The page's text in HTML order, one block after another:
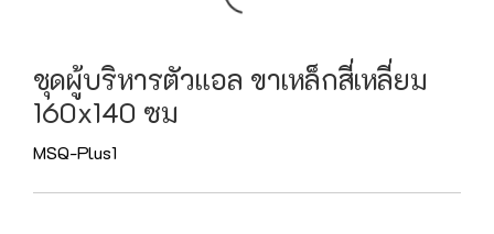
ชุดผู้บริหารตัวแอล ขาเหล็กสี่เหลี่ยม
160x140 ซม
MSQ-Plus1